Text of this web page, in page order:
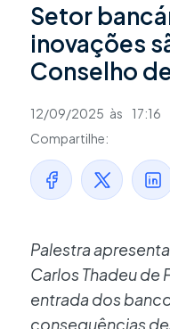
Setor
inovações
Conselho
12/09/2025 às
17:16
Compartilhe:
Palestra
Carlos Thadeu de
entrada dos
consequências